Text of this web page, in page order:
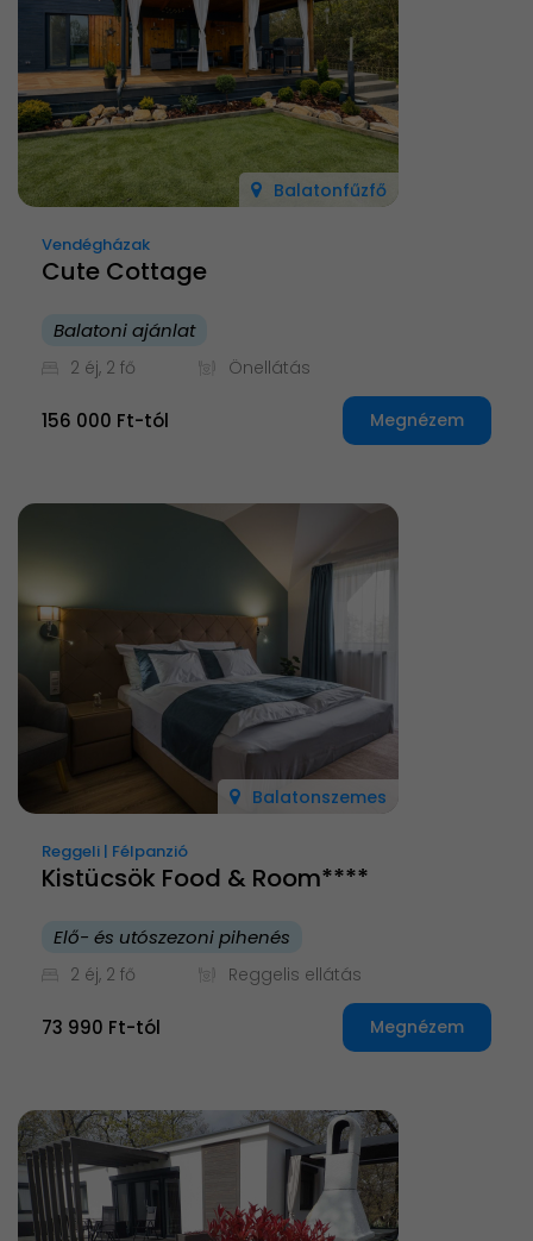
Balatonfűzfő
Vendégházak
Cute Cottage
Balatoni ajánlat
2 éj, 2 fő Önellátás
156 000 Ft-tól Megnézem
Balatonszemes
Reggeli | Félpanzió
Kistücsök Food & Room****
Elő- és utószezoni pihenés
2 éj, 2 fő Reggelis ellátás
73 990 Ft-tól Megnézem